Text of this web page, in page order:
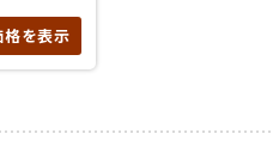
格を表示